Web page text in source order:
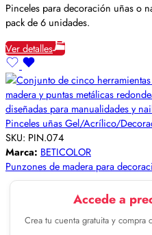
Pinceles para decoración uñas o
pack de 6 unidades.
Ver detalles
Pinceles uñas Gel/Acrílico/
SKU: PIN.074
Marca: BETICOLOR
Punzones de madera para
Accede a
Crea tu cuenta gratuita y compra